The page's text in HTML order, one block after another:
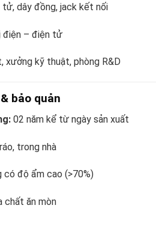
tử, dây đồng, jack kết nối
điện – điện tử
xưởng kỹ thuật, phòng R&D
bảo quản
02 năm kể từ ngày sản xuất
trong nhà
có độ ẩm cao (>70%)
chất ăn mòn